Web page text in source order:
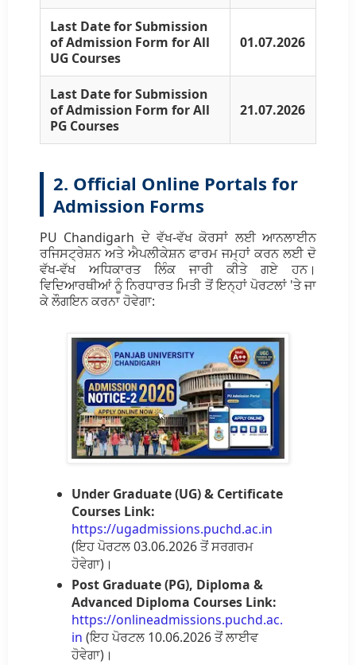
Last Date for Submission
of Admission Form for All
UG Courses
01.07.2026
Last Date for Submission
of Admission Form for All
PG Courses
21.07.2026
2. Official Online Portals for
Admission Forms
PU Chandigarh ਦੇ ਵੱਖ-ਵੱਖ ਕੋਰਸਾਂ ਲਈ ਆਨਲਾਈਨ
ਰਜਿਸਟ੍ਰੇਸ਼ਨ ਅਤੇ ਐਪਲੀਕੇਸ਼ਨ ਫਾਰਮ ਜਮ੍ਹਾਂ ਕਰਨ ਲਈ ਦੋ
ਵੱਖ-ਵੱਖ ਅਧਿਕਾਰਤ ਲਿੰਕ ਜਾਰੀ ਕੀਤੇ ਗਏ ਹਨ।
ਵਿਦਿਆਰਥੀਆਂ ਨੂੰ ਨਿਰਧਾਰਤ ਮਿਤੀ ਤੋਂ ਇਨ੍ਹਾਂ ਪੋਰਟਲਾਂ 'ਤੇ ਜਾ
ਕੇ ਲੌਗਇਨ ਕਰਨਾ ਹੋਵੇਗਾ:
Under Graduate (UG) & Certificate
Courses Link:
https://ugadmissions.puchd.ac.in
(ਇਹ ਪੋਰਟਲ 03.06.2026 ਤੋਂ ਸਰਗਰਮ
ਹੋਵੇਗਾ)।
Post Graduate (PG), Diploma &
Advanced Diploma Courses Link:
https://onlineadmissions.puchd.ac.
in (ਇਹ ਪੋਰਟਲ 10.06.2026 ਤੋਂ ਲਾਈਵ
ਹੋਵੇਗਾ)।